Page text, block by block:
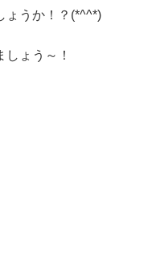
ょうか！？(*^^*)
ょう～！